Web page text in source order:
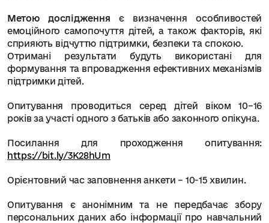
Метою дослідження є визначення особливостей
емоційного самопочуття дітей, а також факторів, які
сприяють відчуттю підтримки, безпеки та спокою.
Отримані результати будуть використані для
формування та впровадження ефективних механізмів
підтримки дітей.
Опитування проводиться серед дітей віком10–16
років за участі одного з батьків або законного опікуна.
Посилання для проходження опитування:
https://bit.ly/3K28hUm
Орієнтовний час заповнення анкети – 10-15 хвилин.
Опитування є анонімним та не передбачає збору
персональних даних або інформації про навчальний